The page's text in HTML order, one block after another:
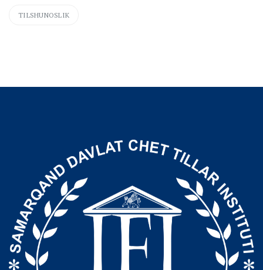
TILSHUNOSLIK